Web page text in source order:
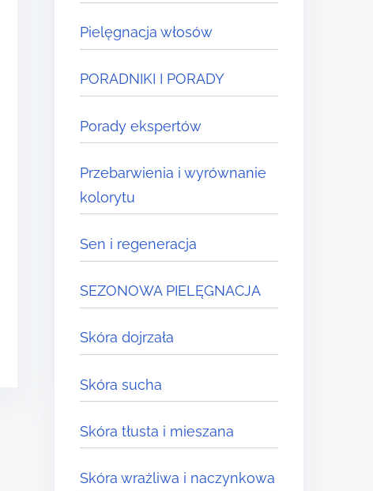
Pielęgnacja włosów
PORADNIKI I PORADY
Porady ekspertów
Przebarwienia i wyrównanie
kolorytu
Sen i regeneracja
SEZONOWA PIELĘGNACJA
Skóra dojrzała
Skóra sucha
Skóra tłusta i mieszana
Skóra wrażliwa i naczynkowa